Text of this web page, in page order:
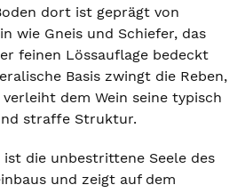
dort ist geprägt von
wie Gneis und Schiefer, das
feinen Lössauflage bedeckt
Basis zwingt die Reben,
dem Wein seine typisch
straffe Struktur.
die unbestrittene Seele des
und zeigt auf dem